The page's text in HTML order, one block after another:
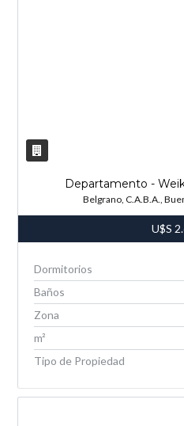
Departamento -
Belgrano, C.A.B.A.,
U$S
Dormitorios
Baños
Zona
m²
Tipo de Propiedad